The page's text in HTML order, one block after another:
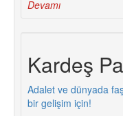
Devamı
Kardeş
Adalet ve dünyada
bir gelişim için!